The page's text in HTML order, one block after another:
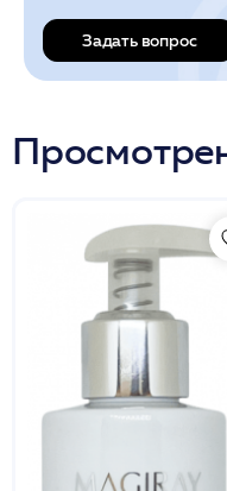
Задать вопрос